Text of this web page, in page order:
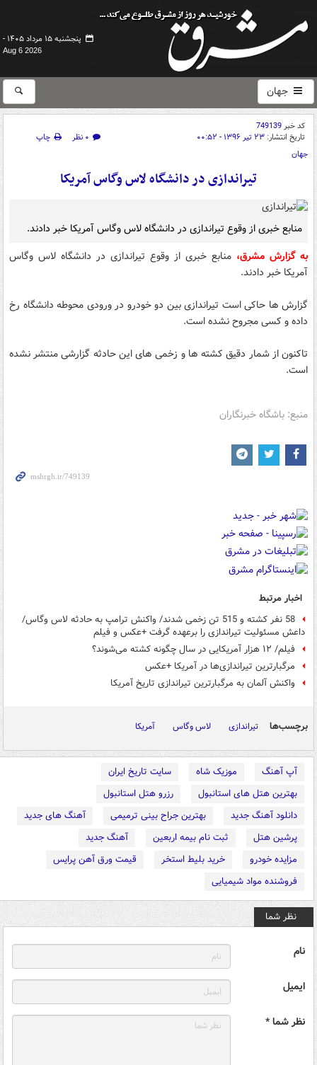
پنجشنبه ۱۵ مرداد ۱۴۰۵ -
Aug 6 2026
جهان
کد خبر749139
تاریخ انتشار: ۲۳ تیر ۱۳۹۶ - ۰۰:۵۲ ۰ نظر
چاپ
جهان
تیراندازی در دانشگاه لاس وگاس آمریکا
منابع خبری از وقوع تیراندازی در دانشگاه لاس وگاس آمریکا خبر دادند.
به گزارش مشرق، منابع خبری از وقوع تیراندازی در دانشگاه لاس وگاس
آمریکا خبر دادند.
گزارش ها حاکی است تیراندازی بین دو خودرو در ورودی محوطه دانشگاه رخ
داده و کسی مجروح نشده است.
تاکنون از شمار دقیق کشته ها و زخمی های این حادثه گزارشی منتشر نشده
است.
منبع: باشگاه خبرنگاران
اخبار مرتبط
58 نفر کشته و 515 تن زخمی شدند/ واکنش ترامپ به حادثه لاس وگاس/
داعش مسئولیت تیراندازی را برعهده گرفت +عکس و فیلم
فیلم/ ۱۲ هزار آمریکایی در سال چگونه کشته می‌شوند؟
مرگبارترین تیراندازی‌ها در آمریکا +عکس
واکنش آلمان به مرگبارترین تیراندازی تاریخ آمریکا
برچسب‌ها تیراندازی لاس وگاس آمریکا
آپ آهنگ موزیک شاه
سایت تاریخ ایران
بهترین هتل های استانبول
رزرو هتل استانبول
دانلود آهنگ جدید
بهترین جراح بینی ترمیمی
آهنگ های جدید
پرشین هتل
ثبت نام بیمه اربعین
آهنگ جدید
مزایده خودرو
خرید بلیط استخر
قیمت ورق آهن پرایس
فروشنده مواد شیمیایی
نظر شما
نام
ایمیل
نظر شما *